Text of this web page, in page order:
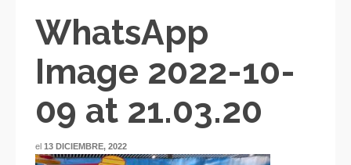
WhatsApp
Image 2022-10-
09 at 21.03.20
el 13 DICIEMBRE, 2022